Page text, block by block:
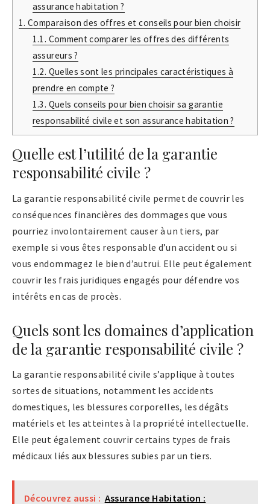
assurance habitation ?
1. Comparaison des offres et conseils pour bien choisir
1.1. Comment comparer les offres des différents
assureurs ?
1.2. Quelles sont les principales caractéristiques à
prendre en compte ?
1.3. Quels conseils pour bien choisir sa garantie
responsabilité civile et son assurance habitation ?
Quelle est l’utilité de la garantie
responsabilité civile ?
La garantie responsabilité civile permet de couvrir les
conséquences financières des dommages que vous
pourriez involontairement causer à un tiers, par
exemple si vous êtes responsable d’un accident ou si
vous endommagez le bien d’autrui. Elle peut également
couvrir les frais juridiques engagés pour défendre vos
intérêts en cas de procès.
Quels sont les domaines d’application
de la garantie responsabilité civile ?
La garantie responsabilité civile s’applique à toutes
sortes de situations, notamment les accidents
domestiques, les blessures corporelles, les dégâts
matériels et les atteintes à la propriété intellectuelle.
Elle peut également couvrir certains types de frais
médicaux liés aux blessures subies par un tiers.
Découvrez aussi : Assurance Habitation :